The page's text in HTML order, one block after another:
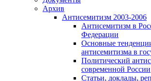
Архив
Антисемитизм 2003-2006
Антисемитизм в
Федерации
Основные
антисемитизма в
Политический
современной России
Статьи, доклады,